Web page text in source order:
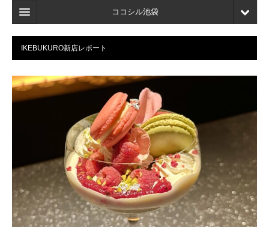
ココシル池袋
ホーム
検索
店舗・施設最新情報
マイページ
ブックマーク
IKEBUKURO新店レポート